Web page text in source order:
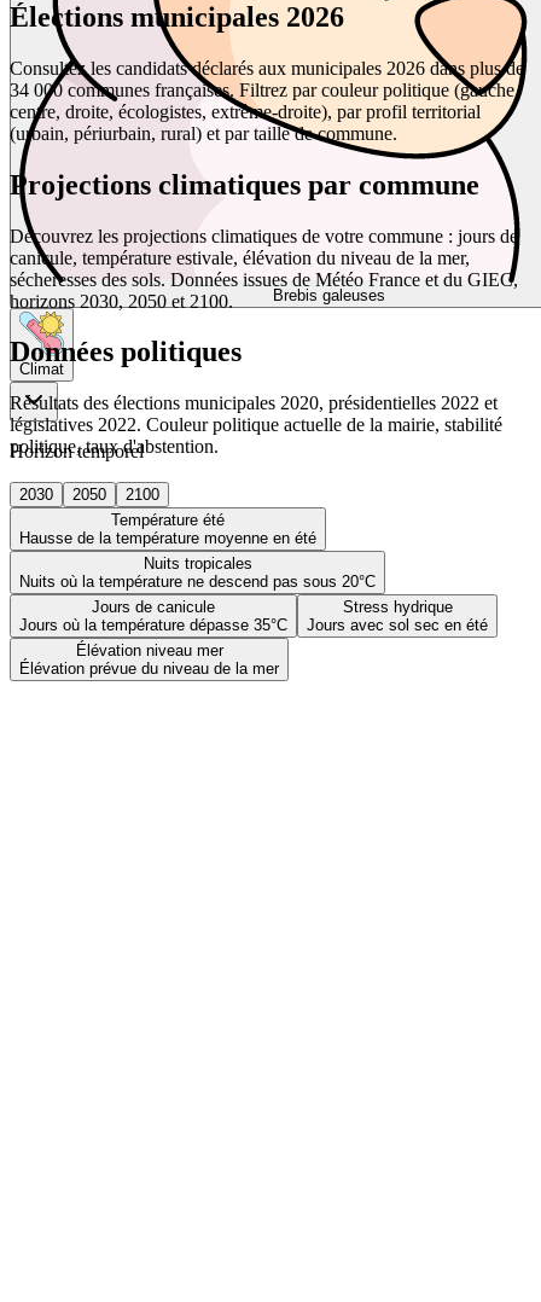
Brebis galeuses
Climat
Horizon temporel
2030 2050
2100
Température été
Hausse de la température moyenne en été
Nuits tropicales
Nuits où la température ne descend pas sous 20°C
Jours de canicule
Jours où la température dépasse 35°C
Stress hydrique
Jours avec sol sec en été
Élévation niveau mer
Élévation prévue du niveau de la mer
Élections municipales 2026
Consultez les candidats déclarés aux municipales 2026 dans plus de
34 000 communes françaises. Filtrez par couleur politique (gauche,
centre, droite, écologistes, extrême-droite), par profil territorial
(urbain, périurbain, rural) et par taille de commune.
Projections climatiques par commune
Découvrez les projections climatiques de votre commune : jours de
canicule, température estivale, élévation du niveau de la mer,
sécheresses des sols. Données issues de Météo France et du GIEC,
horizons 2030, 2050 et 2100.
Données politiques
Résultats des élections municipales 2020, présidentielles 2022 et
législatives 2022. Couleur politique actuelle de la mairie, stabilité
politique, taux d'abstention.